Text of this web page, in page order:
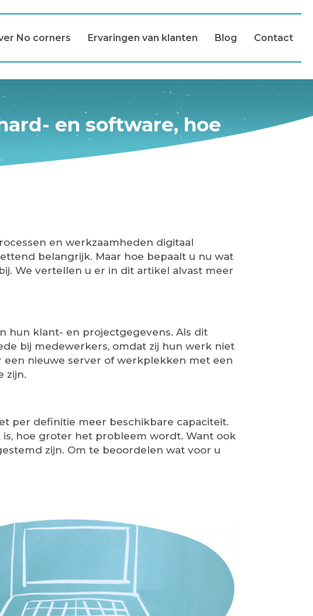
No corners Ervaringen van klanten Blog Contact
en software, hoe
en werkzaamheden digitaal
belangrijk. Maar hoe bepaalt u nu wat
We vertellen u er in dit artikel alvast meer
hun klant- en projectgegevens. Als dit
bij medewerkers, omdat zij hun werk niet
nieuwe server of werkplekken met een
zijn.
per definitie meer beschikbare capaciteit.
hoe groter het probleem wordt. Want ook
zijn. Om te beoordelen wat voor u